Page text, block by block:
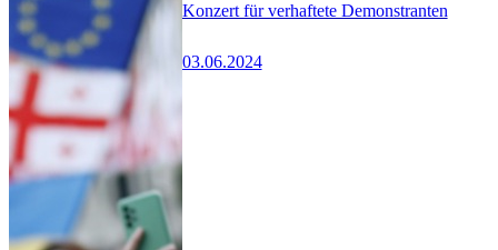
Konzert für verhaftete Demonstranten
03.06.2024